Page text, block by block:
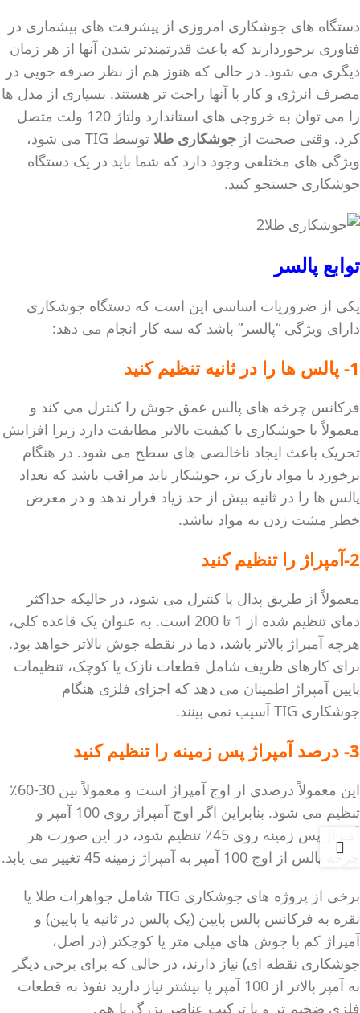
دستگاه های جوشکاری امروزی از پیشرفت های بیشماری در
فناوری برخوردارند که باعث قدرتمندتر شدن آنها از هر زمان
دیگری می شود. در حالی که هنوز هم از نظر صرفه جویی در
مصرف انرژی و کار با آنها راحت تر هستند. بسیاری از مدل ها
را می توان به خروجی های استاندارد ولتاژ 120 ولت متصل
کرد. وقتی صحبت از جوشکاری طلا
توسط TIG می شود،
ویژگی های مختلفی وجود دارد که شما باید در یک دستگاه
جوشکاری جستجو کنید.
توابع پالسر
یکی از ضروریات اساسی این است که دستگاه جوشکاری
دارای ویژگی “پالسر” باشد که سه کار انجام می دهد:
1- پالس ها را در ثانیه تنظیم کنید
فرکانس چرخه های پالس عمق جوش را کنترل می کند و
معمولاً با جوشکاری با کیفیت بالاتر مطابقت دارد زیرا افزایش
تحریک باعث ایجاد ناخالصی های سطح می شود. در هنگام
برخورد با مواد نازک تر، جوشکار باید مراقب باشد که تعداد
پالس ها را در ثانیه بیش از حد زیاد قرار ندهد و در معرض
خطر مشت زدن به مواد نباشد.
2-آمپراژ را تنظیم کنید
معمولاً از طریق پدال پا کنترل می شود، در حالیکه حداکثر
دمای تنظیم شده از 1 تا 200 است. به عنوان یک قاعده کلی،
هرچه آمپراژ بالاتر باشد، دما در نقطه جوش بالاتر خواهد بود.
برای کارهای ظریف شامل قطعات نازک یا کوچک، تنظیمات
پایین آمپراژ اطمینان می دهد که اجزای فلزی هنگام
جوشکاری TIG آسیب نمی بینند.
3- درصد آمپراژ پس زمینه را تنظیم کنید
این معمولاً درصدی از اوج آمپراژ است و معمولاً بین 30-60٪
تنظیم می شود. بنابراین اگر اوج آمپراژ روی 100 آمپر و
آمپراژ پس زمینه روی 45٪ تنظیم شود، در این صورت هر
چرخه پالس از اوج 100 آمپر به آمپراژ زمینه 45 تغییر می یابد.
برخی از پروژه های جوشکاری TIG شامل جواهرات طلا یا
نقره به فرکانس پالس پایین (یک پالس در ثانیه یا پایین) و
آمپراژ کم با جوش های میلی متر یا کوچکتر (در اصل،
جوشکاری نقطه ای) نیاز دارند، در حالی که برای برخی دیگر
به آمپر بالاتر از 100 آمپر یا بیشتر نیاز دارید نفوذ به قطعات
فلزی ضخیم تر و یا ترکیب عناصر بزرگ با هم.